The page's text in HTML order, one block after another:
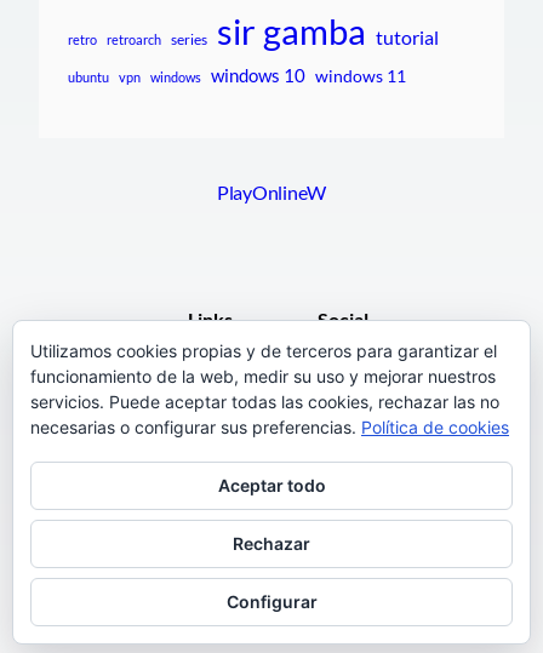
retro retroarch series sir gamba tutorial
ubuntu vpn windows windows 10 windows 11
PlayOnlineW
Pages
Links
F.A.Q.
Terms and Conditions
Support
Social
Facebook
Instagram
Twitter
Utilizamos cookies propias y de terceros para garantizar el
funcionamiento de la web, medir su uso y mejorar nuestros
servicios. Puede aceptar todas las cookies, rechazar las no
necesarias o configurar sus preferencias. Política de cookies
Aceptar todo
Rechazar
Configurar